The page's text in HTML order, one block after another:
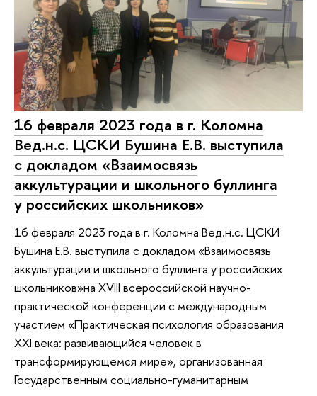
16 февраля 2023 года в г. Коломна
Вед.н.с. ЦСКИ Бушина Е.В. выступила
с докладом «Взаимосвязь
аккультурации и школьного буллинга
у российских школьников»
16 февраля 2023 года в г. Коломна Вед.н.с. ЦСКИ
Бушина Е.В. выступила с докладом «Взаимосвязь
аккультурации и школьного буллинга у российских
школьников»на XVIII всероссийской научно-
практической конференции с международным
участием «Практическая психология образования
XXI века: развивающийся человек в
трансформирующемся мире», организованная
Государственным социально-гуманитарным